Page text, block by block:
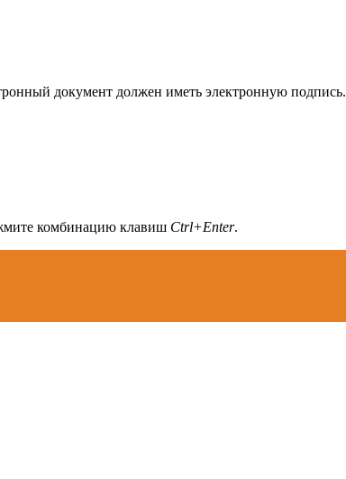
документ должен иметь электронную подпись.
комбинацию клавиш Ctrl+Enter.